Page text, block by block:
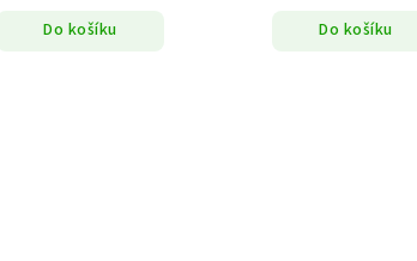
Do košíku Do košíku